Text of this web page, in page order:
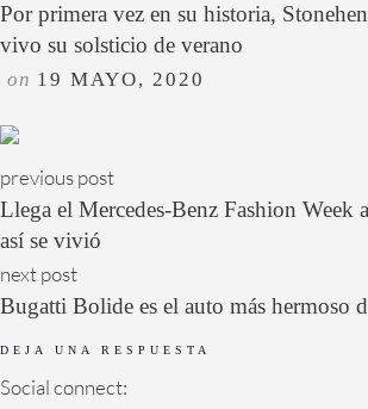
Por primera vez en su historia,
vivo su solsticio de verano
on 19 MAYO, 2020
previous post
Llega el Mercedes-Benz Fashion Week
así se vivió
next post
Bugatti Bolide es el auto más hermoso
DEJA UNA RESPUESTA
Social connect: